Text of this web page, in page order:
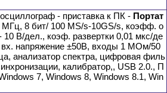
- приставка к ПК - Портат
МГц, 8 бит/ 100 MS/s-10GS/s, коэфф. о
В/дел., коэф. развертки 0,01 мкс/де
вх. напряжение ±50В, входы 1 МОм/50
анализатор спектра, цифровая филь
калибратор,, USB 2.0., П
7, Windows 8, Windows 8.1, Win